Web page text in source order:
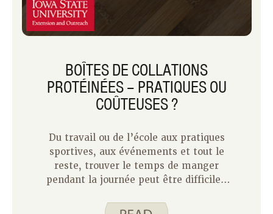
BOÎTES DE COLLATIONS
PROTÉINÉES – PRATIQUES OU
COÛTEUSES ?
Du travail ou de l’école aux pratiques
sportives, aux événements et tout le
reste, trouver le temps de manger
pendant la journée peut être difficile !
rapide à l’épicerie soit une solution